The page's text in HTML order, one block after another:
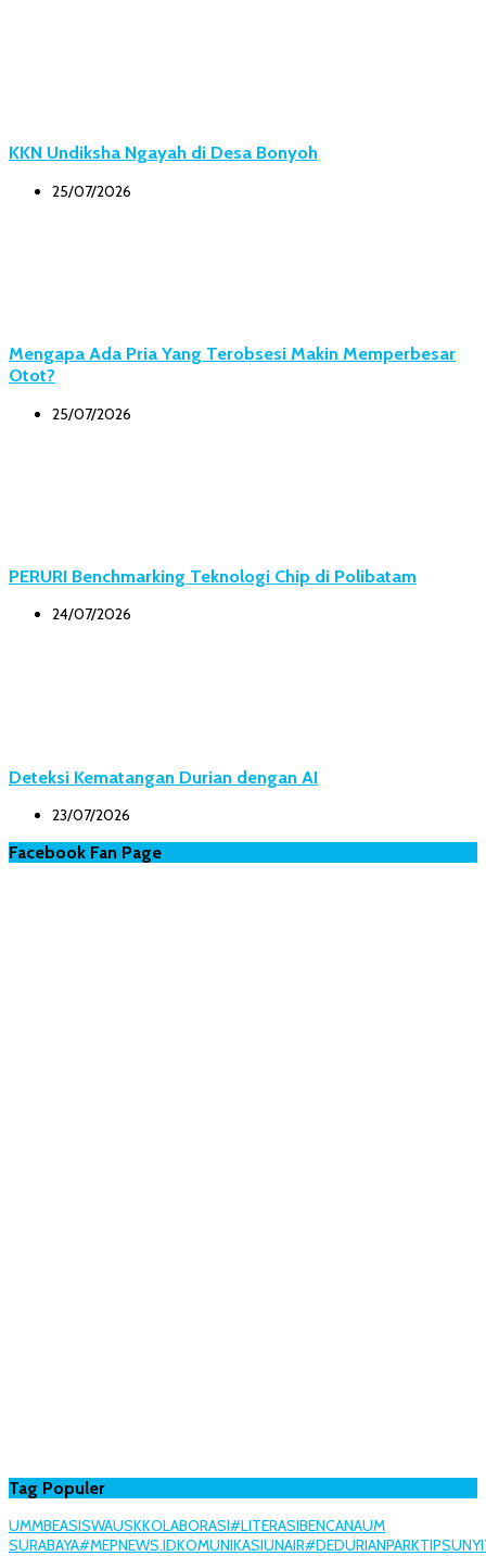
KKN Undiksha Ngayah di Desa Bonyoh
25/07/2026
Mengapa Ada Pria Yang Terobsesi Makin Memperbesar
Otot?
25/07/2026
PERURI Benchmarking Teknologi Chip di Polibatam
24/07/2026
Deteksi Kematangan Durian dengan AI
23/07/2026
Facebook Fan Page
Tag Populer
UMMBEASISWAUSKKOLABORASI#LITERASIBENCANAUM
SURABAYA#MEPNEWS.IDKOMUNIKASIUNAIR#DEDURIANPARKTIPSUNY